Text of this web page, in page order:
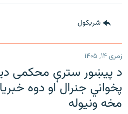
شريکول
زمری ۱۴, ۱۴۰۵
د پیښور سترې محکمی
پخواني جنرال او دوه
مخه ونیوله